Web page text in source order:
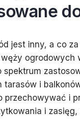
jest inny, a co
węży ogrodowych
spektrum
tarasów i
przechowywać i
i